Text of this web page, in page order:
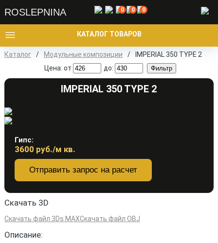
ROSLEPNINA 0 0 0
КАТАЛОГ ТОВАРОВ
Каталог / Модульные композиции /
IMPERIAL 350 TYPE 2
Цена: от
до:
IMPERIAL 350 TYPE 2
Гипс:
3600 руб./м кв.
Отправить запрос на расчет
Скачать 3D
Скачать файл 3Ds MAXСкачать файл OBJ
Описание: